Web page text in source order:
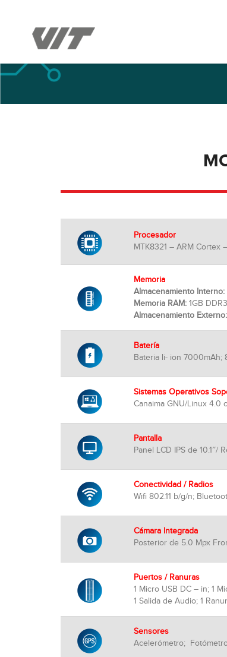
Procesador
MTK8321 – ARM Cortex
Memoria
Almacenamiento Interno:
Memoria RAM: 1GB DDR3
Almacenamiento Externo:
Batería
Bateria li- ion 7000mAh;
Sistemas Operativos
Canaima GNU/Linux 4.0
Pantalla
Panel LCD IPS de
Conectividad / Radios
Wifi 802.11 b/g/n;
Cámara Integrada
Posterior de 5.0 Mpx
Puertos / Ranuras
1 Micro USB DC – in; 1
1 Salida de Audio; 1
Sensores
Acelerómetro;